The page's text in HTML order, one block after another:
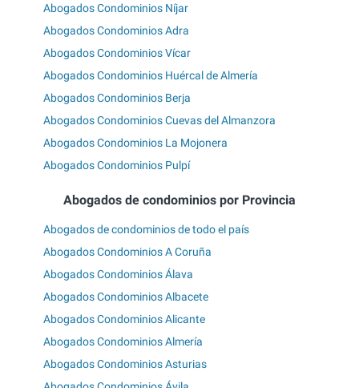
Abogados Condominios Níjar
Abogados Condominios Adra
Abogados Condominios Vícar
Abogados Condominios Huércal de Almería
Abogados Condominios Berja
Abogados Condominios Cuevas del Almanzora
Abogados Condominios La Mojonera
Abogados Condominios Pulpí
Abogados de condominios por Provincia
Abogados de condominios de todo el país
Abogados Condominios A Coruña
Abogados Condominios Álava
Abogados Condominios Albacete
Abogados Condominios Alicante
Abogados Condominios Almería
Abogados Condominios Asturias